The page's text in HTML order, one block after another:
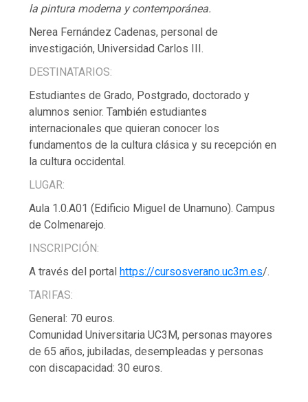
la pintura moderna y contemporánea.
Nerea Fernández Cadenas, personal de
investigación, Universidad Carlos III.
DESTINATARIOS:
Estudiantes de Grado, Postgrado, doctorado y
alumnos senior. También estudiantes
internacionales que quieran conocer los
fundamentos de la cultura clásica y su recepción en
la cultura occidental.
LUGAR:
Aula 1.0.A01 (Edificio Miguel de Unamuno). Campus
de Colmenarejo.
INSCRIPCIÓN:
A través del portal https://cursosverano.uc3m.es/.
TARIFAS:
General: 70 euros.
Comunidad Universitaria UC3M, personas mayores
de 65 años, jubiladas, desempleadas y personas
con discapacidad: 30 euros.